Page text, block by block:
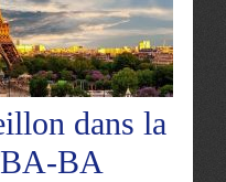
dans la
BA